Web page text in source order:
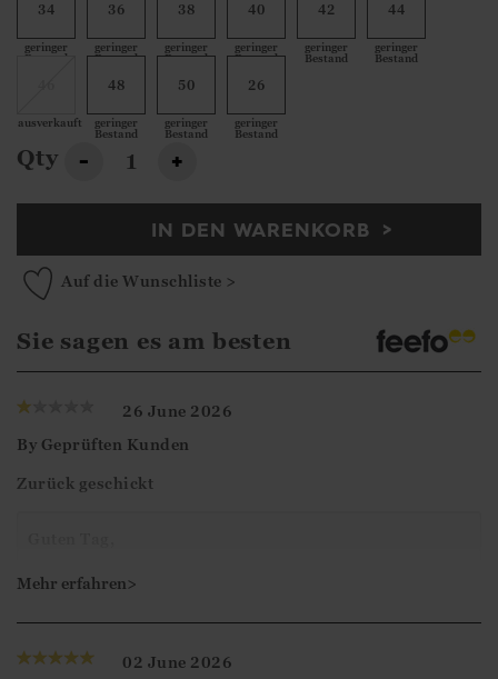
34
geringer
Bestand
36
geringer
Bestand
38
geringer
Bestand
40
geringer
Bestand
42
geringer
Bestand
44
geringer
Bestand
ausverkauft
48
geringer
Bestand
50
geringer
Bestand
26
geringer
Bestand
Qty - +
IN DEN WARENKORB
Auf die Wunschliste >
Sie sagen es am besten
26 June 2026
By Geprüften Kunden
Zurück geschickt
Mit freundlichen Grüßen,
Mehr erfahren>
02 June 2026